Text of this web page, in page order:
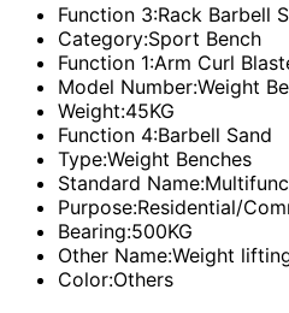
Function 3:Rack Barbell
Category:Sport Bench
Function 1:Arm Curl
Model Number:Weight
Weight:45KG
Function 4:Barbell Sand
Type:Weight Benches
Standard
Purpose:Residential/
Bearing:500KG
Other Name:Weight
Color:Others